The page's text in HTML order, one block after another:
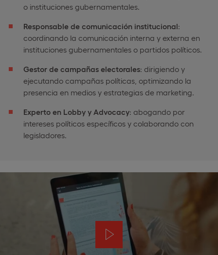
o instituciones gubernamentales.
Responsable de comunicación institucional:
coordinando la comunicación interna y externa en
instituciones gubernamentales o partidos políticos.
Gestor de campañas electorales: dirigiendo y
ejecutando campañas políticas, optimizando la
presencia en medios y estrategias de marketing.
Experto en Lobby y Advocacy: abogando por
intereses políticos específicos y colaborando con
legisladores.